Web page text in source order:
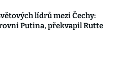
lídrů mezi Čechy:
Putina, překvapil Rutte